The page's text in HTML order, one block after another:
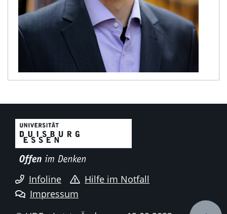
Infoline
Hilfe im Notfall
Impressum